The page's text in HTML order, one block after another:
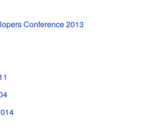
Conference 2013